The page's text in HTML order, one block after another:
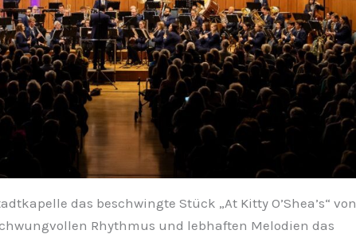
das beschwingte Stück „At Kitty O’Shea’s“ von
Rhythmus und lebhaften Melodien das